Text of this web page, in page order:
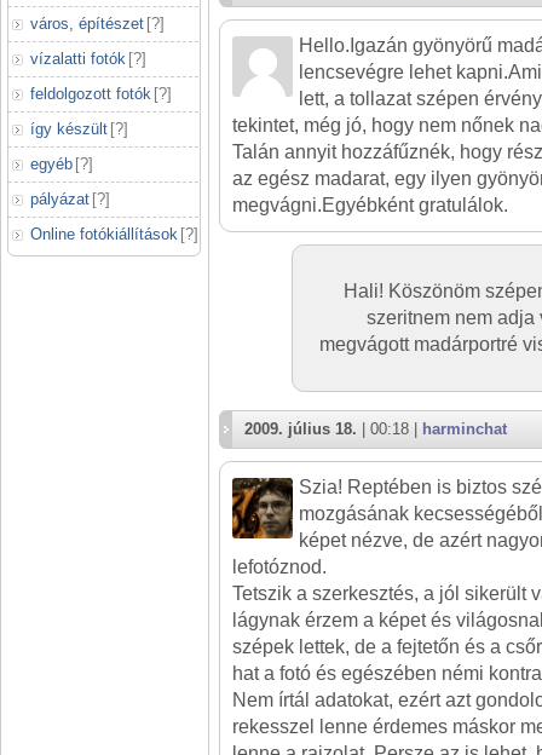
város, építészet [?]
vízalatti fotók [?]
feldolgozott fotók [?]
így készült [?]
egyéb [?]
pályázat [?]
Online fotókiállítások [?]
Hello.Igazán gyönyörű
lencsevégre lehet
lett, a tollazat szépen
tekintet, még jó, hogy nem nőnek
Talán annyit hozzáfűznék, hogy
az egész madarat, egy ilyen
megvágni.Egyébként gratulálok.
Hali! Köszönöm
szeritnem nem adja
megvágott madárportré
2009. július 18. | 00:18 | harminchat
Szia! Reptében is biztos
mozgásának
képet nézve, de azért
lefotóznod.
Tetszik a szerkesztés, a jól sikerült
lágynak érzem a képet és
szépek lettek, de a fejtetőn és a
hat a fotó és egészében némi
Nem írtál adatokat, ezért azt
rekesszel lenne érdemes máskor